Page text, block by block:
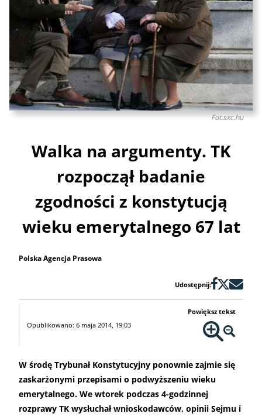
Fot.sxc.hu
Walka na argumenty. TK
rozpoczął badanie
zgodności z konstytucją
wieku emerytalnego 67 lat
Polska Agencja Prasowa
Udostępnij:
Opublikowano: 6 maja 2014, 19:03
Powiększ tekst
W środę Trybunał Konstytucyjny ponownie zajmie się
zaskarżonymi przepisami o podwyższeniu wieku
emerytalnego. We wtorek podczas 4-godzinnej
rozprawy TK wysłuchał wnioskodawców, opinii Sejmu i